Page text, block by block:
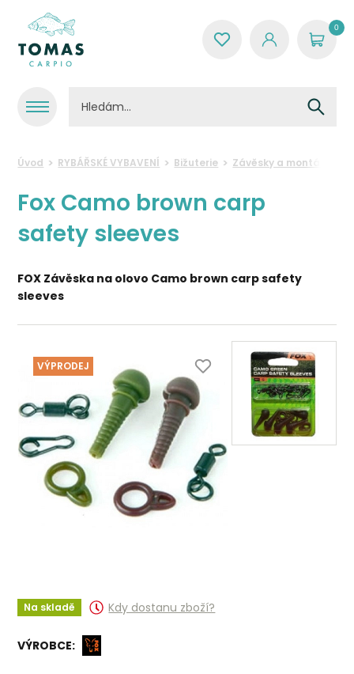
0
Úvod RYBÁŘSKÉ VYBAVENÍ Bižuterie Závěsky a montáže
Fox Camo brown carp
safety sleeves
FOX Závěska na olovo Camo brown carp safety
sleeves
VÝPRODEJ
Na skladě Kdy dostanu zboží?
VÝROBCE: